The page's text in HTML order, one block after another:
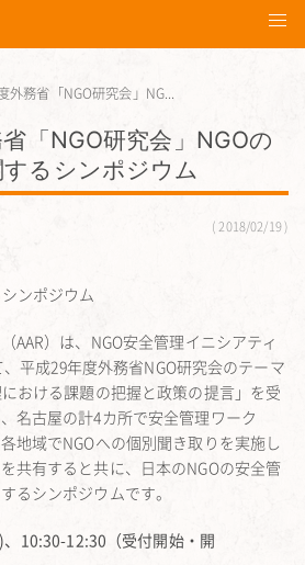
外務省「NGO研究会」NG...
「NGO研究会」NGOの
るシンポジウム
2018/02/19
ンポジウム
AAR）は、NGO安全管理イニシアティ
平成29年度外務省NGO研究会のテーマ
における課題の把握と政策の提言」を受
名古屋の計4カ所で安全管理ワーク
地域でNGOへの個別聞き取りを実施し
共有すると共に、日本のNGOの安全管
るシンポジウムです。
10:30-12:30（受付開始・開